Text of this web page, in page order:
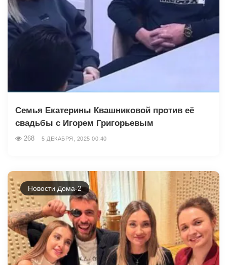
Семья Екатерины Квашниковой против её
свадьбы с Игорем Григорьевым
268 5 ДЕКАБРЯ, 2025 00:40
Новости Дома-2